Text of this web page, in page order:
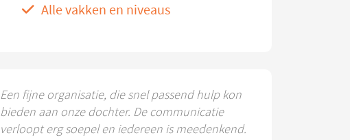
Alle vakken en niveaus
Een fijne organisatie, die snel passend hulp kon
bieden aan onze dochter. De communicatie
verloopt erg soepel en iedereen is meedenkend.